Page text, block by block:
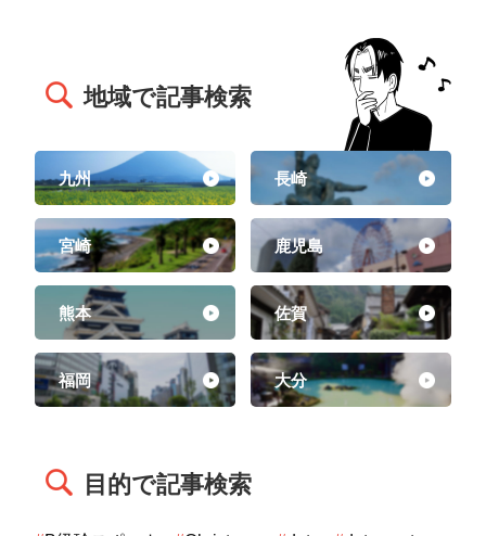
地域で記事検索
九州 長崎
宮崎 鹿児島
熊本 佐賀
福岡 大分
目的で記事検索